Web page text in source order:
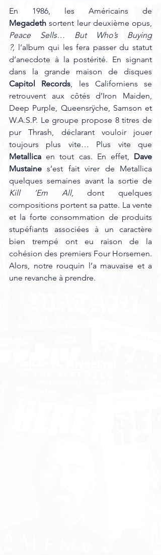
Megadeth
Peace Sells… But Who’s Buying
?, l’album qui les fera passer du statut
d’anecdote à la postérité. En signant
Capitol Records , les Californiens se
retrouvent aux côtés d’Iron Maiden,
Deep Purple, Queensrÿche, Samson et
W.A.S.P. Le groupe propose 8 titres de
pur Thrash, déclarant vouloir jouer
Metallica en tout cas. En effet, Dave
Mustaine s’est fait virer de Metallica
Kill ’Em All, dont quelques
compositions portent sa patte. La vente
et la forte consommation de produits
stupéfiants associées à un caractère
bien trempé ont eu raison de la
cohésion des premiers Four Horsemen.
Alors, notre rouquin l’a mauvaise et a
une revanche à prendre.